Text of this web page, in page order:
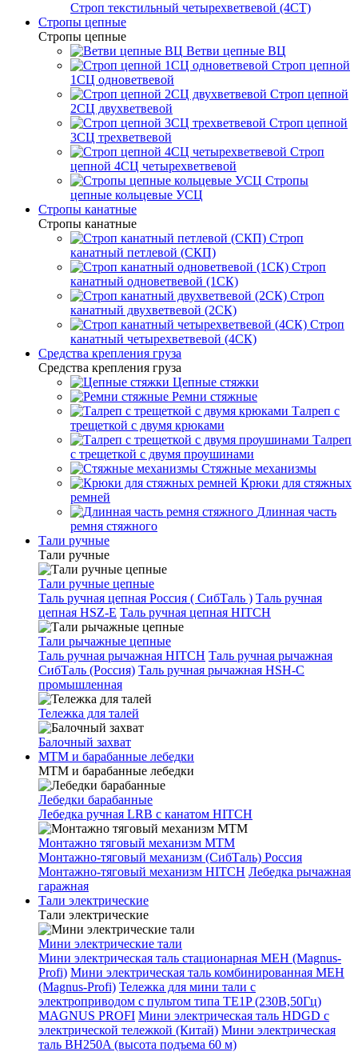
Строп текстильный четырехветвевой (4СТ)
Стропы цепные
Стропы цепные
Ветви цепные ВЦ
Строп цепной
1СЦ одноветвевой
Строп цепной
2СЦ двухветвевой
Строп цепной
3СЦ трехветвевой
Строп
цепной 4СЦ четырехветвевой
Стропы
цепные кольцевые УСЦ
Стропы канатные
Стропы канатные
Строп
канатный петлевой (СКП)
Строп
канатный одноветвевой (1СК)
Строп
канатный двухветвевой (2СК)
Строп
канатный четырехветвевой (4СК)
Средства крепления груза
Средства крепления груза
Цепные стяжки
Ремни стяжные
Талреп с
трещеткой с двумя крюками
Талреп
с трещеткой с двумя проушинами
Стяжные механизмы
Крюки для стяжных
ремней
Длинная часть
ремня стяжного
Тали ручные
Тали ручные
Тали ручные цепные
Таль ручная цепная Россия ( СибТаль ) Таль ручная
цепная HSZ-E Таль ручная цепная HITCH
Тали рычажные цепные
Таль ручная рычажная HITCH Таль ручная рычажная
СибТаль (Россия) Таль ручная рычажная HSH-C
промышленная
Тележка для талей
Балочный захват
МТМ и барабанные лебедки
МТМ и барабанные лебедки
Лебедки барабанные
Лебедка ручная LRB с канатом HITCH
Монтажно тяговый механизм МТМ
Монтажно-тяговый механизм (СибТаль) Россия
Монтажно-тяговый механизм HITCH Лебедка рычажная
гаражная
Тали электрические
Тали электрические
Мини электрические тали
Мини электрическая таль стационарная МЕН (Magnus-
Profi) Мини электрическая таль комбинированная МЕН
(Magnus-Profi) Тележка для мини тали с
электроприводом с пультом типа TE1P (230В,50Гц)
MAGNUS PROFI Мини электрическая таль HDGD с
электрической тележкой (Китай) Мини электрическая
таль BH250A (высота подъема 60 м)